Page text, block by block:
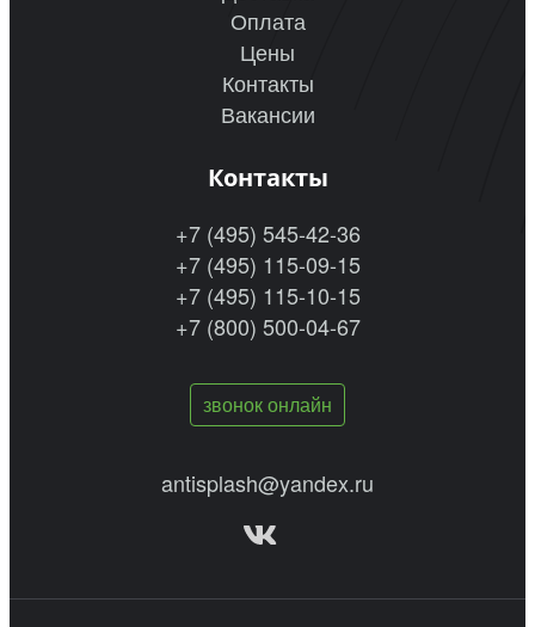
Оплата
Цены
Контакты
Вакансии
Контакты
+7 (495) 545-42-36
+7 (495) 115-09-15
+7 (495) 115-10-15
+7 (800) 500-04-67
звонок онлайн
antisplash@yandex.ru